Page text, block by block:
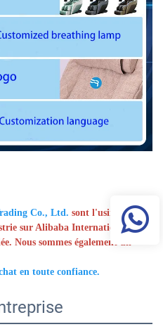
Co., Ltd. sont l'usine de
sur Alibaba International à
Nous sommes également un
en toute confiance.